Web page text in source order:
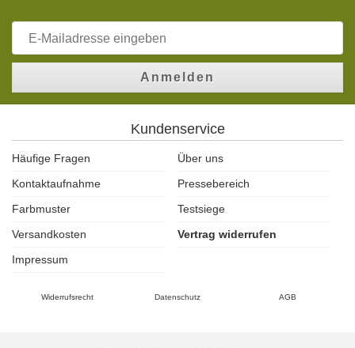
Anmelden
Kundenservice
Häufige Fragen
Über uns
Kontaktaufnahme
Pressebereich
Farbmuster
Testsiege
Versandkosten
Vertrag widerrufen
Impressum
Widerrufsrecht Datenschutz AGB